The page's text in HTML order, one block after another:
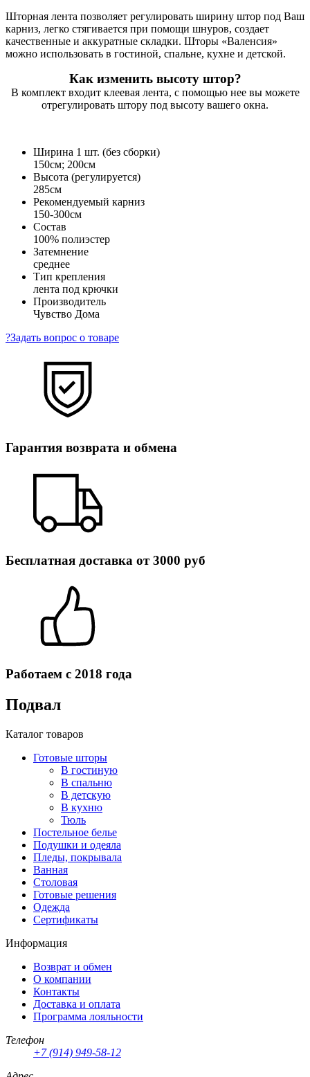
Шторная лента позволяет регулировать ширину штор под Ваш
карниз, легко стягивается при помощи шнуров, создает
качественные и аккуратные складки. Шторы «Валенсия»
можно использовать в гостиной, спальне, кухне и детской.
Как изменить высоту штор?
В комплект входит клеевая лента, с помощью нее вы можете
отрегулировать штору под высоту вашего окна.
Ширина 1 шт. (без сборки)
150см; 200см
Высота (регулируется)
285см
Рекомендуемый карниз
150-300см
Состав
100% полиэстер
Затемнение
среднее
Тип крепления
лента под крючки
Производитель
Чувство Дома
?Задать вопрос о товаре
Гарантия возврата и обмена
Бесплатная доставка от 3000 руб
Работаем с 2018 года
Подвал
Каталог товаров
Готовые шторы
В гостиную
В спальню
В детскую
В кухню
Тюль
Постельное белье
Подушки и одеяла
Пледы, покрывала
Ванная
Столовая
Готовые решения
Одежда
Сертификаты
Информация
Возврат и обмен
О компании
Контакты
Доставка и оплата
Программа лояльности
Телефон
+7 (914) 949-58-12